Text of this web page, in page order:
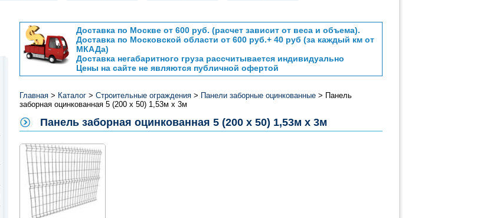
Доставка по Москве от 600 руб. (расчет зависит от веса и объема).
Доставка по Московской области от 600 руб.+ 40 руб (за каждый км от
МКАДа)
Доставка негабаритного груза рассчитывается индивидуально
Цены на сайте не являются публичной офертой
Главная > Каталог > Строительные ограждения > Панели заборные оцинкованные > Панель
заборная оцинкованная 5 (200 х 50) 1,53м х 3м
Панель заборная оцинкованная 5 (200 х 50) 1,53м х 3м